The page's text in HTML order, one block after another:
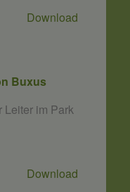
Download
Buxus
Leiter im Park
Download